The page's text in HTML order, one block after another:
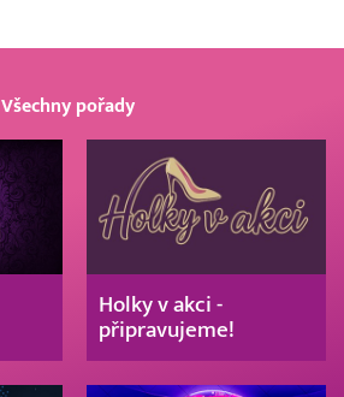
Všechny pořady
Holky v akci -
připravujeme!